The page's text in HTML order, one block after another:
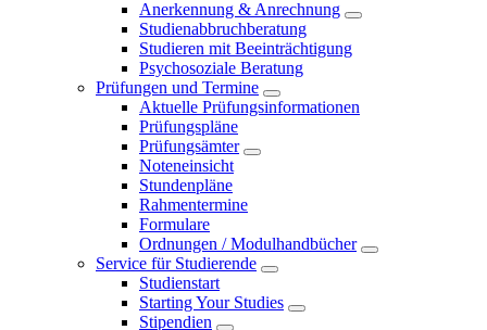
Anerkennung & Anrechnung
Studienabbruchberatung
Studieren mit Beeinträchtigung
Psychosoziale Beratung
Prüfungen und Termine
Aktuelle Prüfungsinformationen
Prüfungspläne
Prüfungsämter
Noteneinsicht
Stundenpläne
Rahmentermine
Formulare
Ordnungen / Modulhandbücher
Service für Studierende
Studienstart
Starting Your Studies
Stipendien